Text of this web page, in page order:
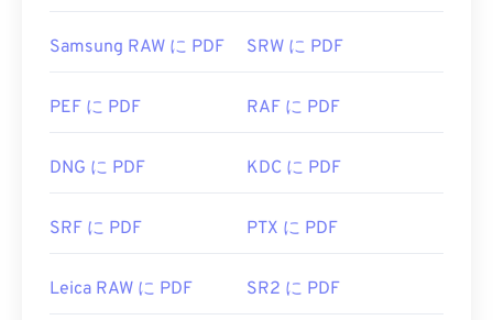
Samsung RAW に PDF SRW に PDF
PEF に PDF RAF に PDF
DNG に PDF KDC に PDF
SRF に PDF PTX に PDF
Leica RAW に PDF SR2 に PDF